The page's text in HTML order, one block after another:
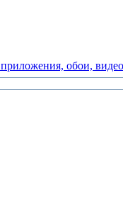
приложения, обои, видео